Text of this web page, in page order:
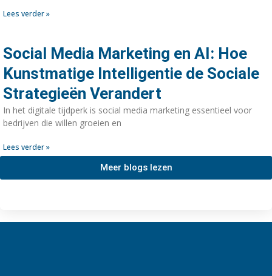
Lees verder »
Social Media Marketing en AI: Hoe
Kunstmatige Intelligentie de Sociale
Strategieën Verandert
In het digitale tijdperk is social media marketing essentieel voor
bedrijven die willen groeien en
Lees verder »
Meer blogs lezen